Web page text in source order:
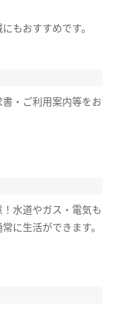
もおすすめです。
・ご利用案内等をお
水道やガス・電気も
に生活ができます。